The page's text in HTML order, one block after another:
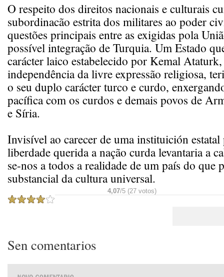
O respeito dos direitos nacionais e culturais
subordinacão estrita dos militares ao poder
questões principais entre as exigidas pola
possível integração de Turquia. Um Estado
carácter laico estabelecido por Kemal
independência da livre expressão religiosa,
o seu duplo carácter turco e curdo,
pacífica com os curdos e demais povos de
e Síria.
Invisível ao carecer de uma instituición
liberdade querida a nação curda levantaria a
se-nos a todos a realidade de um país do que
substancial da cultura universal.
4,07/5 (27 votos)
Sen comentarios